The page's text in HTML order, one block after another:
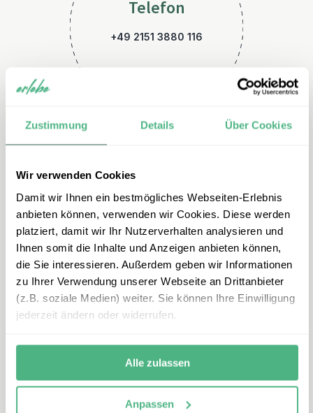
Zustimmung Details Über Cookies
Wir verwenden Cookies
Damit wir Ihnen ein bestmögliches Webseiten-Erlebnis
anbieten können, verwenden wir Cookies. Diese werden
platziert, damit wir Ihr Nutzerverhalten analysieren und
Ihnen somit die Inhalte und Anzeigen anbieten können,
die Sie interessieren. Außerdem geben wir Informationen
zu Ihrer Verwendung unserer Webseite an Drittanbieter
(z.B. soziale Medien) weiter. Sie können Ihre Einwilligung
jederzeit ändern oder widerrufen.
Alle zulassen
Anpassen
Telefon
+49 2151 3880 116
E-Mail
australien@erlebe.de
Montag – Freitag:
und nach individueller
Terminvereinbarung